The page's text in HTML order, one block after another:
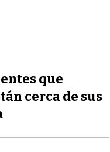
que
cerca de sus